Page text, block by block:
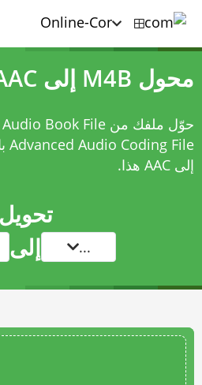
محول M4B إلى AAC
Advanced Audio Coding File باستخدام
إلى AAC
هذا.
تحويل
... إلى